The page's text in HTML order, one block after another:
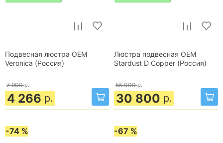
Подвесная люстра OEM
Veronica (Россия)
7 900 р.
4 266 р.
Люстра подвесная OEM
Stardust D Copper (Россия)
55 000 р.
30 800 р.
-74 % -67 %